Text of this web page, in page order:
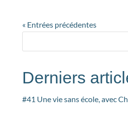
« Entrées précédentes
Derniers
#41 Une vie sans école, avec